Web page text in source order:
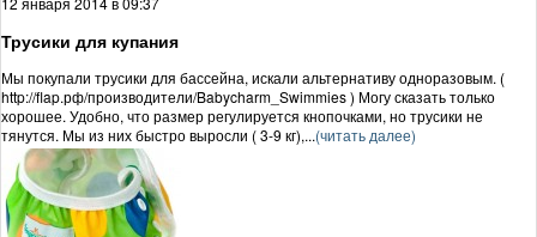
Трусики для купания
Мы покупали трусики для бассейна, искали альтернативу одноразовым. (
http://flap.рф/производители/Babycharm_Swimmies ) Могу сказать только
хорошее. Удобно, что размер регулируется кнопочками, но трусики не
тянутся. Мы из них быстро выросли ( 3-9 кг),...(читать далее)